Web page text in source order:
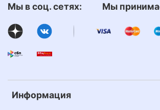
Информация
Мы в соц. сетях: Мы